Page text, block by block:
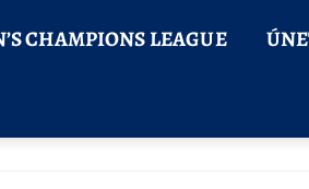
CHAMPIONS LEAGUE